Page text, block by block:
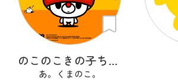
のこのこきの子ちゃん
あ。くまのこ。